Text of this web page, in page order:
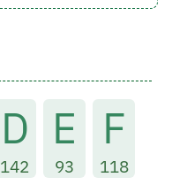
D
142
E
93
F
118